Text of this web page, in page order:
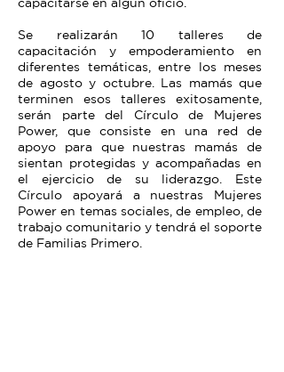
Se realizarán 10 talleres de
capacitación y empoderamiento en
diferentes temáticas, entre los meses
de agosto y octubre. Las mamás que
terminen esos talleres exitosamente,
serán parte del Círculo de Mujeres
Power, que consiste en una red de
apoyo para que nuestras mamás de
sientan protegidas y acompañadas en
el ejercicio de su liderazgo. Este
Círculo apoyará a nuestras Mujeres
Power en temas sociales, de empleo, de
trabajo comunitario y tendrá el soporte
de Familias Primero.